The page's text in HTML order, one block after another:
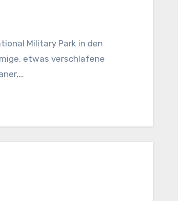
Military Park in den
etwas verschlafene